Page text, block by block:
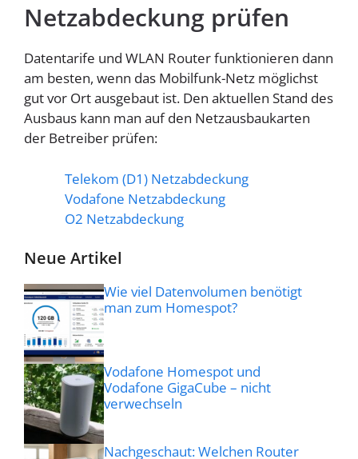
Netzabdeckung prüfen
Datentarife und WLAN Router funktionieren dann
am besten, wenn das Mobilfunk-Netz möglichst
gut vor Ort ausgebaut ist. Den aktuellen Stand des
Ausbaus kann man auf den Netzausbaukarten
der Betreiber prüfen:
Telekom (D1) Netzabdeckung
Vodafone Netzabdeckung
O2 Netzabdeckung
Neue Artikel
Wie viel Datenvolumen benötigt
man zum Homespot?
Vodafone Homespot und
Vodafone GigaCube – nicht
verwechseln
Nachgeschaut: Welchen Router